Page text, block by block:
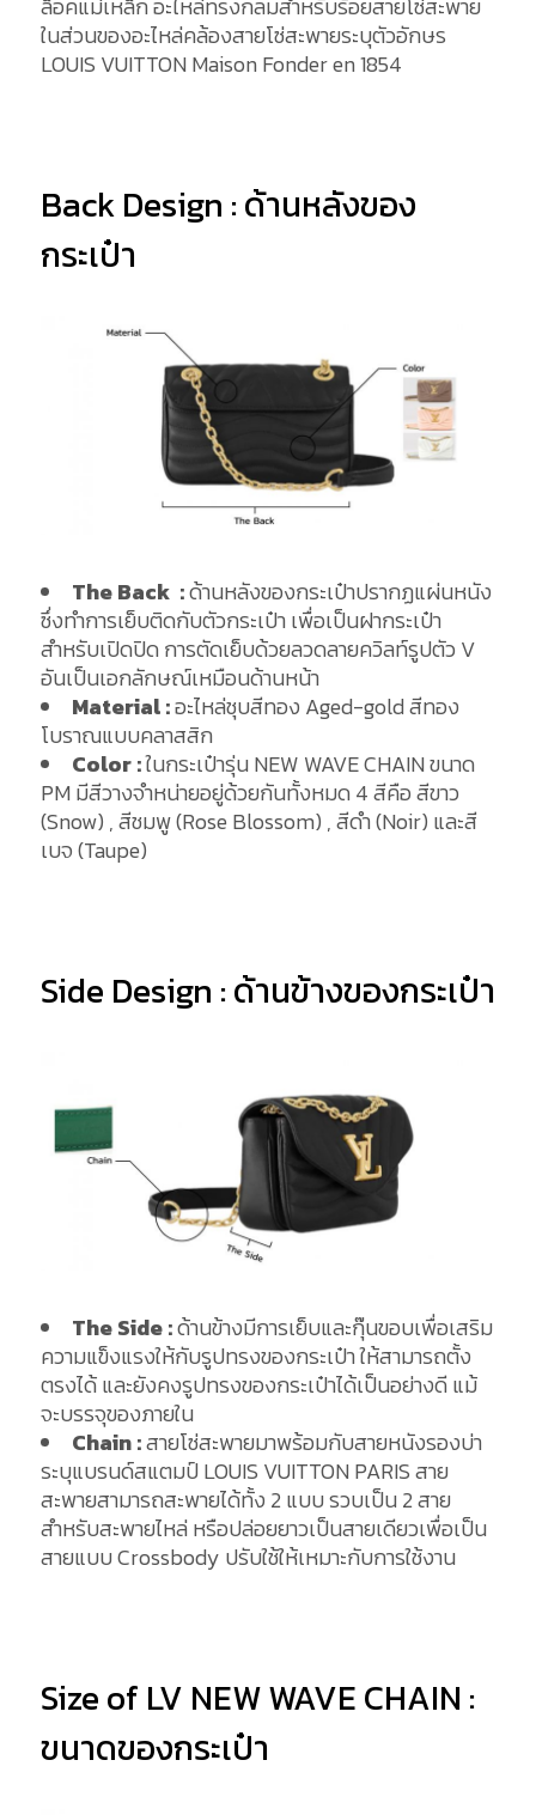
ในส่วนของอะไหล่คล้องสายโซ่สะพายระบุตัวอักษร
LOUIS VUITTON Maison Fonder en 1854
Back Design : ด้านหลังของ
กระเป๋า
The Back :ด้านหลังของกระเป๋าปรากฏแผ่นหนัง
ซึ่งทำการเย็บติดกับตัวกระเป๋า เพื่อเป็นฝากระเป๋า
สำหรับเปิดปิด การตัดเย็บด้วยลวดลายควิลท์รูปตัว V
อันเป็นเอกลักษณ์เหมือนด้านหน้า
Material :อะไหล่ชุบสีทอง Aged-gold สีทอง
โบราณแบบคลาสสิก
Color :ในกระเป๋ารุ่น NEW WAVE CHAIN ขนาด
PM มีสีวางจำหน่ายอยู่ด้วยกันทั้งหมด 4 สีคือ สีขาว
(Snow) , สีชมพู (Rose Blossom) , สีดำ (Noir) และสี
เบจ (Taupe)
Side Design : ด้านข้างของกระเป๋า
The Side :ด้านข้างมีการเย็บและกุ๊นขอบเพื่อเสริม
ความแข็งแรงให้กับรูปทรงของกระเป๋า ให้สามารถตั้ง
ตรงได้ และยังคงรูปทรงของกระเป๋าได้เป็นอย่างดี แม้
จะบรรจุของภายใน
Chain :สายโซ่สะพายมาพร้อมกับสายหนังรองบ่า
ระบุแบรนด์สแตมป์ LOUIS VUITTON PARIS สาย
สะพายสามารถสะพายได้ทั้ง 2 แบบ รวบเป็น 2 สาย
สำหรับสะพายไหล่ หรือปล่อยยาวเป็นสายเดียวเพื่อเป็น
สายแบบ Crossbody ปรับใช้ให้เหมาะกับการใช้งาน
Size of LV NEW WAVE CHAIN :
ขนาดของกระเป๋า